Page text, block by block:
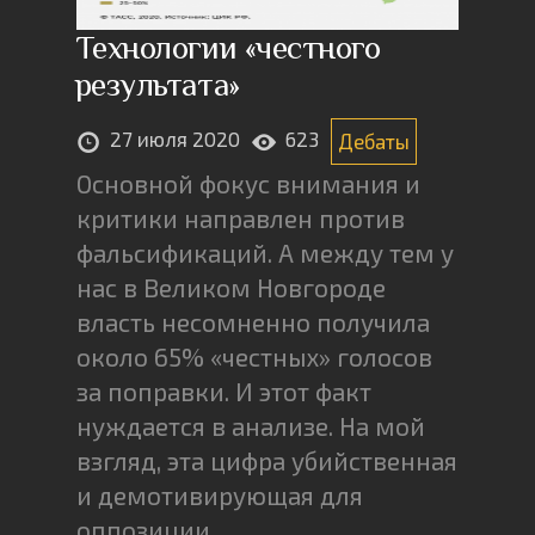
Технологии «честного
результата»
27 июля 2020 623 Дебаты
Основной фокус внимания и
критики направлен против
фальсификаций. А между тем у
нас в Великом Новгороде
власть несомненно получила
около 65% «честных» голосов
за поправки. И этот факт
нуждается в анализе. На мой
взгляд, эта цифра убийственная
и демотивирующая для